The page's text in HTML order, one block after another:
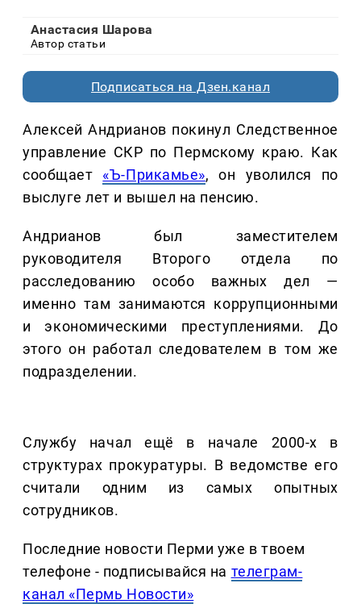
Анастасия Шарова
Автор статьи
Подписаться на Дзен.канал
Алексей Андрианов покинул Следственное
управление СКР по Пермскому краю. Как
сообщает «Ъ-Прикамье», он уволился по
выслуге лет и вышел на пенсию.
Андрианов был заместителем
руководителя Второго отдела по
расследованию особо важных дел —
именно там занимаются коррупционными
и экономическими преступлениями. До
этого он работал следователем в том же
подразделении.
Службу начал ещё в начале 2000-х в
структурах прокуратуры. В ведомстве его
считали одним из самых опытных
сотрудников.
Последние новости Перми уже в твоем
телефоне - подписывайся на телеграм-
канал «Пермь Новости»